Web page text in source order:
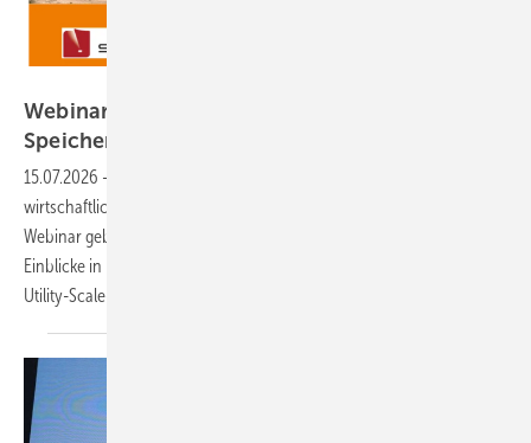
Webinar-Aufzeichnung: Innovative Solar- und
Speicherlösungen für Gewerbe und
15.07.2026 -
wirtschaftlicher, effizienter und zukunftssicher realisieren? In diesem
Webinar geben Sigenergy, Utility Partners und Connectika praxisnahe
Einblicke in moderne Solar-plus-Speicherlösungen für Gewerbe- und
Utility-Scale-Anwendungen.